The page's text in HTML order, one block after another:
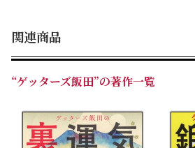
／専業主婦）
「人生の選択や、運気の流れを理解
本！ 読んでて面白い！」（20代女
ます！」（20代男性／パート・ア
「なにか行動を起こしたいときや、
関連商品
“ゲッターズ飯田”の著作一覧